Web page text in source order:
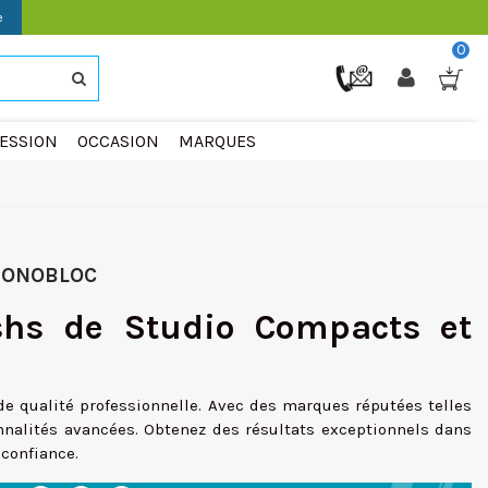
0
OCCASION MARQUES
de Studio Compacts et
qualité professionnelle. Avec des marques réputées telles
avancées. Obtenez des résultats exceptionnels dans